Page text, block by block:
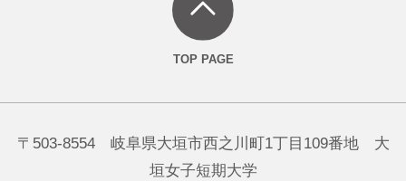
〒503-8554 岐阜県大垣市西之川町1丁目109番地 大
垣女子短期大学